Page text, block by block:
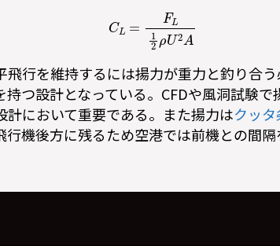
ρU
飛行を維持するには揚力が重力と釣り合
持つ設計となっている。CFDや風洞試験
において重要である。また揚力はクッ
行機後方に残るため空港では前機との間隔